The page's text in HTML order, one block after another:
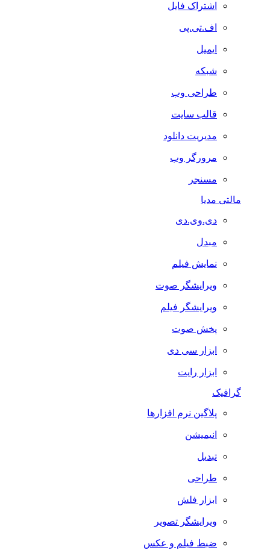
اشتراک فایل
اف.تی.پی
ایمیل
شبکه
طراحی وب
قالب سایت
مدیریت دانلود
مرورگر وب
مسنجر
مالتی مدیا
دی.وی.دی
مبدل
نمایش فیلم
ویرایشگر صوت
ویرایشگر فیلم
پخش صوت
ابزار سی دی
ابزار رایت
گرافیک
پلاگین نرم افزارها
انیمیشن
تبدیل
طراحی
ابزار فلش
ویرایشگر تصویر
ضبط فيلم و عكس